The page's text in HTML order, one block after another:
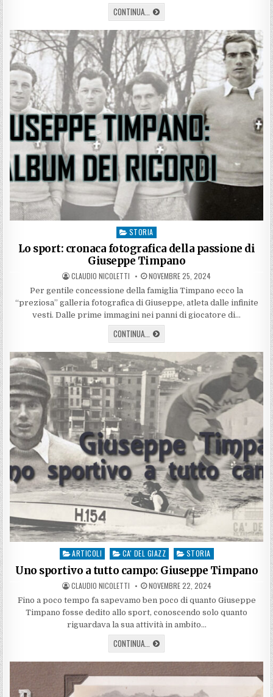
CONTINUA... ADDIO
LEO
Posted
in
STORIA
Lo sport: cronaca fotografica della passione di
Giuseppe Timpano
AUTHOR:
CLAUDIO NICOLETTI PUBLISHED
DATE:
NOVEMBRE 25, 2024
Per gentile concessione della famiglia Timpano ecco la
“preziosa” galleria fotografica di Giuseppe, atleta dalle infinite
vesti. Dalle prime immagini nei panni di giocatore di…
CONTINUA... LO
SPORT:
FOTOGRAFICA
DELLA
PASSIONE
DI
GIUSEPPE
TIMPANO
Posted
in
ARTICOLI CA' DEL GIAZZ STORIA
Uno sportivo a tutto campo: Giuseppe Timpano
AUTHOR:
CLAUDIO NICOLETTI PUBLISHED
DATE:
NOVEMBRE 22, 2024
Fino a poco tempo fa sapevamo ben poco di quanto Giuseppe
Timpano fosse dedito allo sport, conoscendo solo quanto
riguardava la sua attività in ambito…
CONTINUA... UNO
SPORTIVO
CAMPO:
TIMPANO